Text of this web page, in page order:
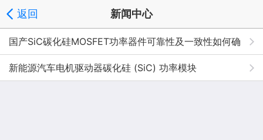
返回 新闻中心
国产SiC碳化硅MOSFET功率器件可靠性及一致性如何确
保？
新能源汽车电机驱动器碳化硅 (SiC) 功率模块